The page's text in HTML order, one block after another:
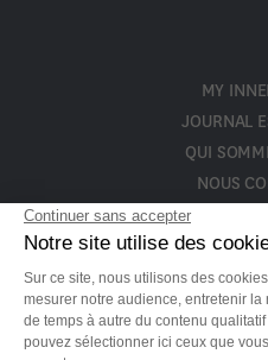
MY
JOURNAL
QUI
NOUS
POLITIQUE DE